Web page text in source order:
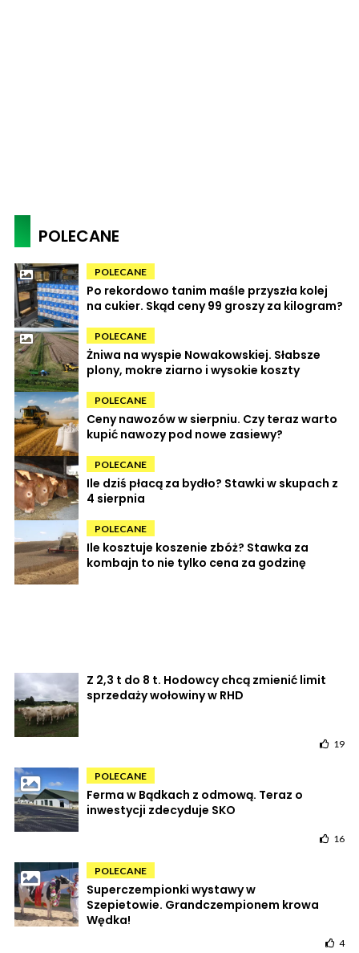
POLECANE
POLECANE
Po rekordowo tanim maśle przyszła kolej
na cukier. Skąd ceny 99 groszy za kilogram?
POLECANE
Żniwa na wyspie Nowakowskiej. Słabsze
plony, mokre ziarno i wysokie koszty
POLECANE
Ceny nawozów w sierpniu. Czy teraz warto
kupić nawozy pod nowe zasiewy?
POLECANE
Ile dziś płacą za bydło? Stawki w skupach z
4 sierpnia
POLECANE
Ile kosztuje koszenie zbóż? Stawka za
kombajn to nie tylko cena za godzinę
Z 2,3 t do 8 t. Hodowcy chcą zmienić limit
sprzedaży wołowiny w RHD
19
POLECANE
Ferma w Bądkach z odmową. Teraz o
inwestycji zdecyduje SKO
16
POLECANE
Superczempionki wystawy w
Szepietowie. Grandczempionem krowa
Wędka!
4